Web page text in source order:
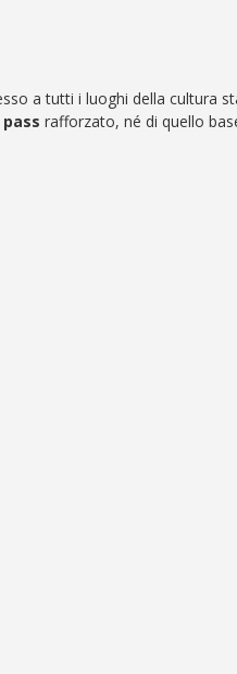
a tutti i luoghi della cultura
rafforzato, né di quello